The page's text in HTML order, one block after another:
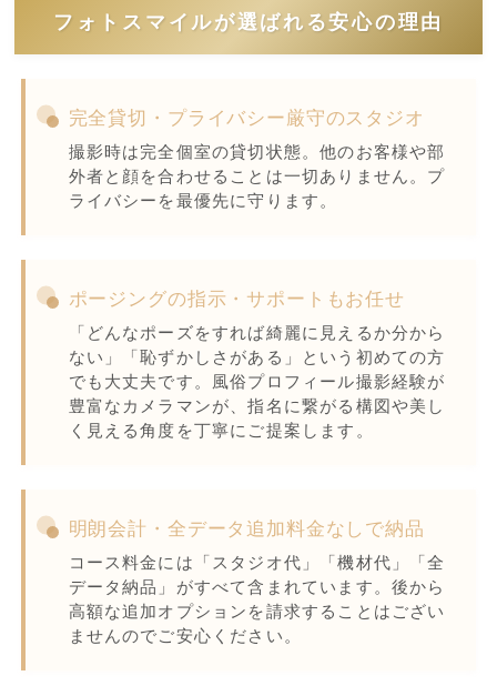
フォトスマイルが選ばれる安心の理由
完全貸切・プライバシー厳守のスタジオ
撮影時は完全個室の貸切状態。他のお客様や部
外者と顔を合わせることは一切ありません。プ
ライバシーを最優先に守ります。
ポージングの指示・サポートもお任せ
「どんなポーズをすれば綺麗に見えるか分から
ない」「恥ずかしさがある」という初めての方
でも大丈夫です。風俗プロフィール撮影経験が
豊富なカメラマンが、指名に繋がる構図や美し
く見える角度を丁寧にご提案します。
明朗会計・全データ追加料金なしで納品
コース料金には「スタジオ代」「機材代」「全
データ納品」がすべて含まれています。後から
高額な追加オプションを請求することはござい
ませんのでご安心ください。